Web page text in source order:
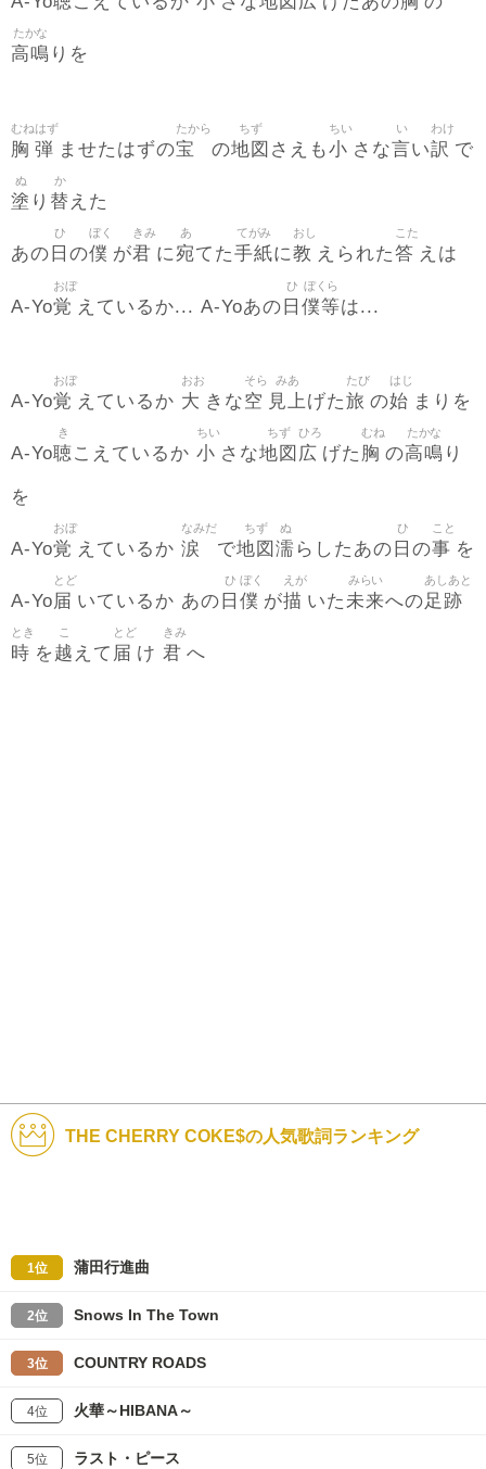
高鳴
たかな
りを
胸
むね
弾
はず
ませたはずの宝
たから
の地図
ちず
さえも小
ちい
さな言
い
い訳
わけ
で
塗
ぬ
り 替
か
えた
あの 日
ひ
の僕
ぼく
が君
きみ
に宛
あ
てた手紙
てがみ
に教
おし
えられた答
こた
えは
A-Yo覚
おぼ
えているか... A-Yoあの 日
ひ
僕等
ぼくら
は...
A-Yo覚
おぼ
えているか 大
おお
きな空
そら
見上
みあ
げた旅
たび
の始
はじ
まりを
A-Yo聴
き
こえているか 小
ちい
さな地図
ちず
広
ひろ
げた 胸
むね
の高鳴
たかな
り
を
A-Yo覚
おぼ
えているか 涙
なみだ
で地図
ちず
濡
ぬ
らしたあの 日
ひ
の事
こと
を
A-Yo届
とど
いているか あの 日
ひ
僕
ぼく
が描
えが
いた未来
みらい
への足跡
あしあと
時
とき
を越
こ
えて 届
とど
け 君
きみ
へ
THE CHERRY COKE$の人気歌詞ランキング
1位 蒲田行進曲
2位 Snows In The Town
3位 COUNTRY ROADS
4位 火華～HIBANA～
5位 ラスト・ピース